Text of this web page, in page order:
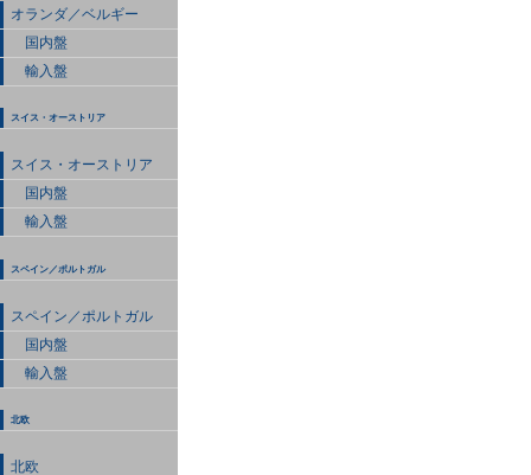
オランダ／ベルギー
国内盤
輸入盤
スイス・オーストリア
スイス・オーストリア
国内盤
輸入盤
スペイン／ポルトガル
スペイン／ポルトガル
国内盤
輸入盤
北欧
北欧